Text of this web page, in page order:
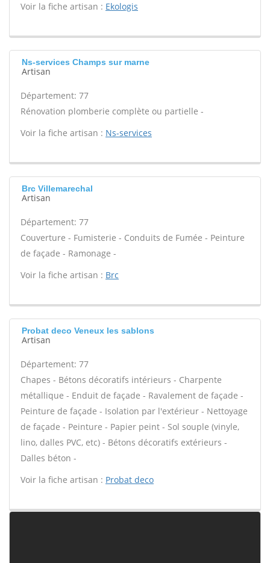
Voir la fiche artisan : Ekologis
Ns-services Champs sur marne
Artisan
Département: 77
Rénovation plomberie complète ou partielle -
Voir la fiche artisan : Ns-services
Brc Villemarechal
Artisan
Département: 77
Couverture - Fumisterie - Conduits de Fumée - Peinture
de façade - Ramonage -
Voir la fiche artisan : Brc
Probat deco Veneux les sablons
Artisan
Département: 77
Chapes - Bétons décoratifs intérieurs - Charpente
métallique - Enduit de façade - Ravalement de façade -
Peinture de façade - Isolation par l'extérieur - Nettoyage
de façade - Peinture - Papier peint - Sol souple (vinyle,
lino, dalles PVC, etc) - Bétons décoratifs extérieurs -
Dalles béton -
Voir la fiche artisan : Probat deco